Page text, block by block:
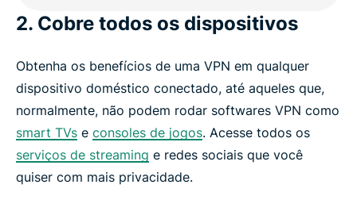
2. Cobre todos os dispositivos
Obtenha os benefícios de uma VPN em qualquer
dispositivo doméstico conectado, até aqueles que,
normalmente, não podem rodar softwares VPN como
smart TVs e consoles de jogos. Acesse todos os
serviços de streaming e redes sociais que você
quiser com mais privacidade.